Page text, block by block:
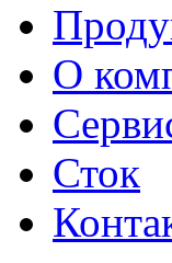
О
Сток